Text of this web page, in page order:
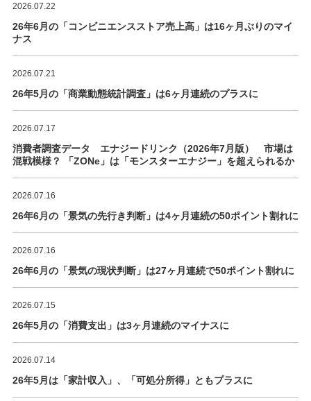
2026.07.22
26年6月の「コンビニエンスストア売上高」は16ヶ月ぶりのマイ
ナス
2026.07.21
26年5月の「商業動態統計調査」は6ヶ月連続のプラスに
2026.07.17
消費者調査データ エナジードリンク（2026年7月版） 市場は
混戦模様？ 「ZONe」は「モンスターエナジー」を超えられるか
2026.07.16
26年6月の「景気の先行き判断」は4ヶ月連続の50ポイント割れに
2026.07.16
26年6月の「景気の現状判断」は27ヶ月連続で50ポイント割れに
2026.07.15
26年5月の「消費支出」は3ヶ月連続のマイナスに
2026.07.14
26年5月は「家計収入」、「可処分所得」ともプラスに